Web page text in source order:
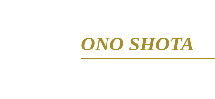
ONO SHOTA